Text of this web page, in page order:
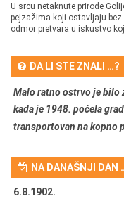
U srcu netaknute prirode
pejzažima koji ostavljaju
odmor pretvara u iskustvo
DA LI STE ZNALI …?
Malo ratno ostrvo je bilo
kada je 1948. počela
transportovan na kopno
NA DANAŠNJI DAN
6.8.1902.